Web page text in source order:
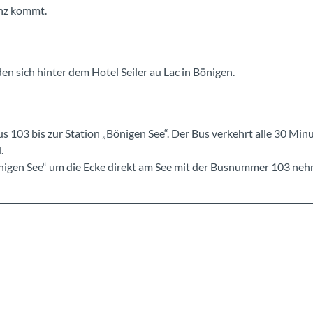
kommt.
sich hinter dem Hotel Seiler au Lac in Bönigen.
bis zur Station „Bönigen See“. Der Bus verkehrt alle 30
See“ um die Ecke direkt am See mit der Busnummer 103